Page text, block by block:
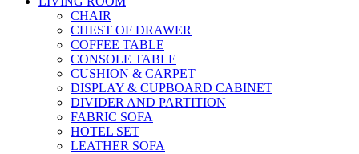
CHAIR
CHEST OF DRAWER
COFFEE TABLE
CONSOLE TABLE
CUSHION & CARPET
DISPLAY & CUPBOARD CABINET
DIVIDER AND PARTITION
FABRIC SOFA
HOTEL SET
LEATHER SOFA